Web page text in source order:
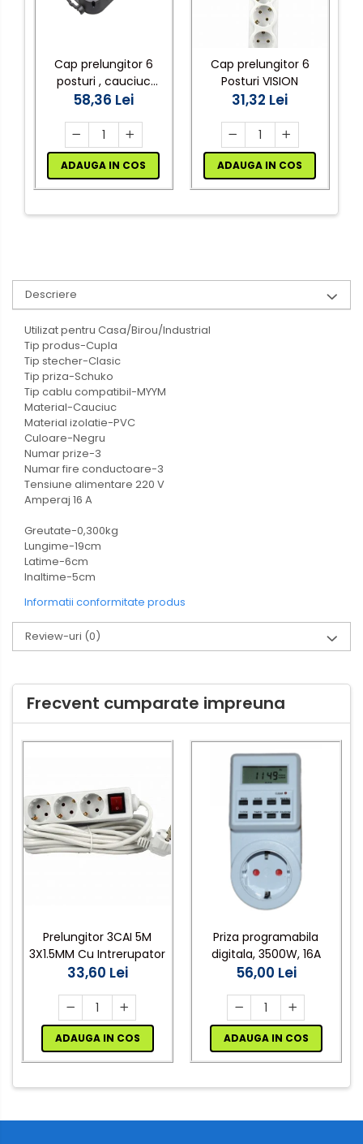
Cap prelungitor 6
posturi , cauciuc
(shuko) Atra
58,36 Lei
ADAUGA IN COS
Cap prelungitor 6
Posturi VISION
31,32 Lei
ADAUGA IN COS
Descriere
Utilizat pentru Casa/Birou/Industrial
Tip produs-Cupla
Tip stecher-Clasic
Tip priza-Schuko
Tip cablu compatibil-MYYM
Material-Cauciuc
Material izolatie-PVC
Culoare-Negru
Numar prize-3
Numar fire conductoare-3
Tensiune alimentare 220 V
Amperaj 16 A
Greutate-0,300kg
Lungime-19cm
Latime-6cm
Inaltime-5cm
Informatii conformitate produs
Review-uri (0)
Frecvent cumparate impreuna
Prelungitor 3CAI 5M
3X1.5MM Cu Intrerupator
33,60 Lei
ADAUGA IN COS
Priza programabila
digitala, 3500W, 16A
56,00 Lei
ADAUGA IN COS